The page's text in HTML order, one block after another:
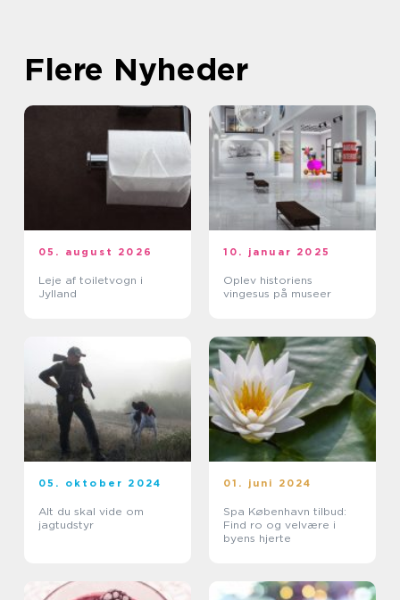
Flere Nyheder
05. august 2026
Leje af toiletvogn i
Jylland
10. januar 2025
Oplev historiens
vingesus på museer
05. oktober 2024
Alt du skal vide om
jagtudstyr
01. juni 2024
Spa København tilbud:
Find ro og velvære i
byens hjerte